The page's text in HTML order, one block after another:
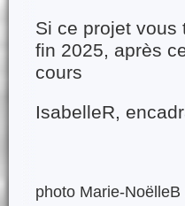
Si ce projet vous
fin 2025, après
cours
IsabelleR,
photo Marie-